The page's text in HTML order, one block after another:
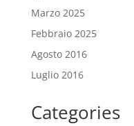
Marzo 2025
Febbraio 2025
Agosto 2016
Luglio 2016
Categories